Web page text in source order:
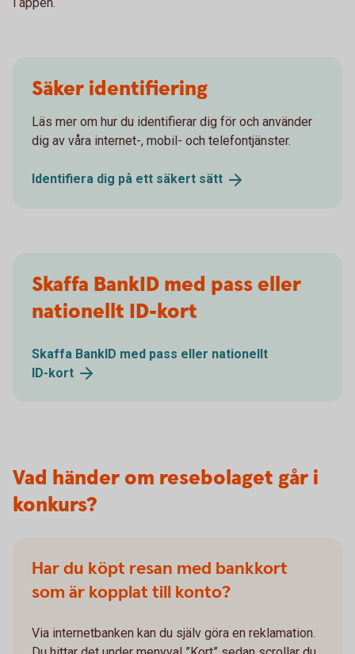
Säker identifiering
Läs mer om hur du identifierar dig för och använder
dig av våra internet-, mobil- och telefontjänster.
Identifiera dig på ett säkert sätt
Skaffa BankID med pass eller
nationellt ID-kort
Skaffa BankID med pass eller nationellt
ID-kort
Vad händer om resebolaget går i
konkurs?
Har du köpt resan med bankkort
som är kopplat till konto?
Via internetbanken kan du själv göra en reklamation.